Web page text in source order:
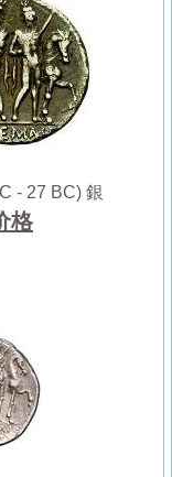
- 27 BC) 銀
格